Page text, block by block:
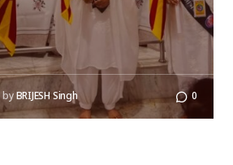
byBRIJESH Singh 0